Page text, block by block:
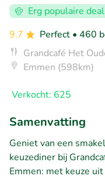
Erg populaire deal
9.7
Perfect • 460
Grandcafé Het
Emmen (598km)
Verkocht: 625
Samenvatting
Geniet van een
keuzediner bij
Emmen: met keuze